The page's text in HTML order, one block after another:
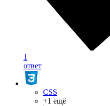
1
ответ
CSS
+1 ещё